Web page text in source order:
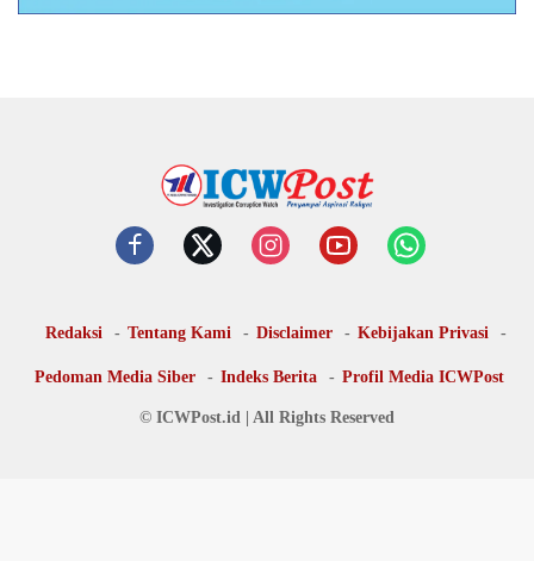
Redaksi Tentang Kami Disclaimer Kebijakan Privasi
Pedoman Media Siber Indeks Berita Profil Media ICWPost
© ICWPost.id | All Rights Reserved